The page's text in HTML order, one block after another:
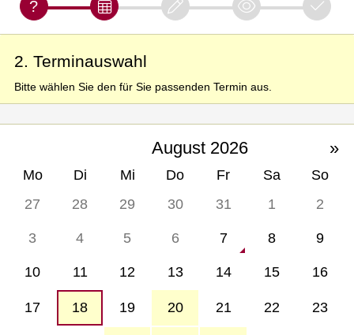
2. Terminauswahl
Bitte wählen Sie den für Sie passenden Termin aus.
August 2026 »
Mo Di Mi Do Fr Sa
So
27
28 29 30 31 1 2
3 4 5 6 7 8 9
10 11 12 13 14 15 16
17 18 19 20 21 22 23